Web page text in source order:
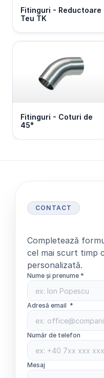
Fitinguri - Reductoare
Teu TK
Fitinguri - Coturi de
45°
CONTACT
Completează
cel mai scurt timp
personalizată.
Nume și prenume *
Adresă email  *
Număr de telefon
Mesaj